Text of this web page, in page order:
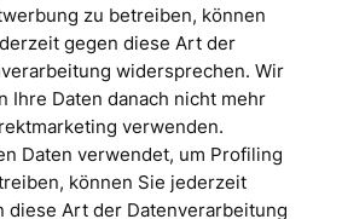
zu betreiben, können
gegen diese Art der
widersprechen. Wir
Ihre Daten danach nicht mehr
verwenden.
Daten verwendet, um Profiling
können Sie jederzeit
diese Art der Datenverarbeitung